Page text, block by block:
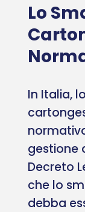
Lo
In Italia,
gestione
Decreto
che lo
debba